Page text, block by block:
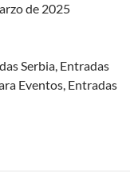
de 2025
Serbia, Entradas
Eventos, Entradas